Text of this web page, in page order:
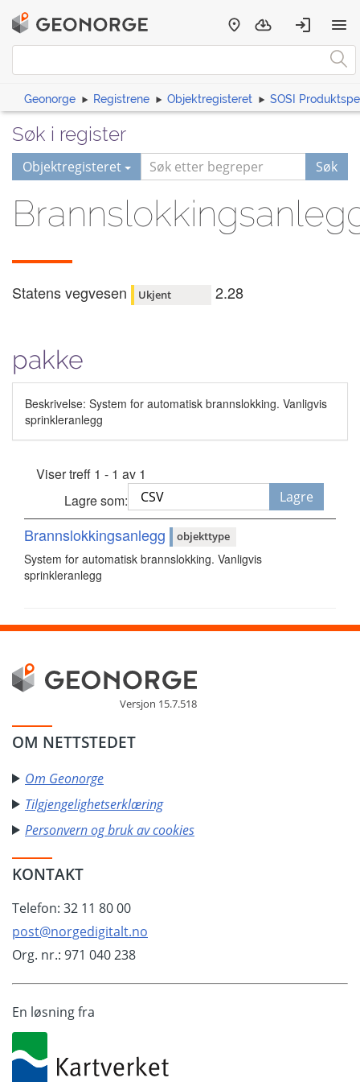
Geonorge Registrene Objektregisteret SOSI
Søk i register
Objektregisteret Søk
Statens vegvesen Ukjent 2.28
pakke
Beskrivelse: System for automatisk brannslokking. Vanligvis
sprinkleranlegg
Viser treff 1 - 1 av 1
Lagre som:
Lagre
Brannslokkingsanlegg objekttype
System for automatisk brannslokking. Vanligvis
sprinkleranlegg